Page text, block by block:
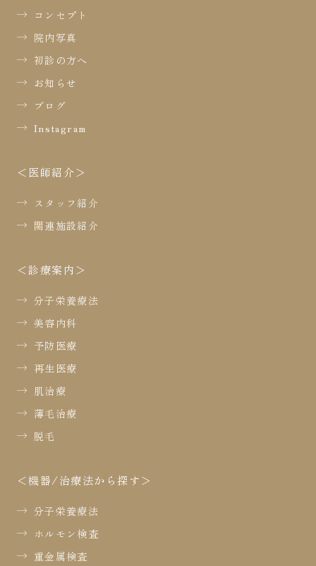
コンセプト
院内写真
初診の方へ
お知らせ
ブログ
Instagram
医師紹介
スタッフ紹介
関連施設紹介
診療案内
分子栄養療法
美容内科
予防医療
再生医療
肌治療
薄毛治療
脱毛
機器/治療法から探す
分子栄養療法
ホルモン検査
重金属検査